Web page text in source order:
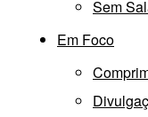
Sem
Em Foco